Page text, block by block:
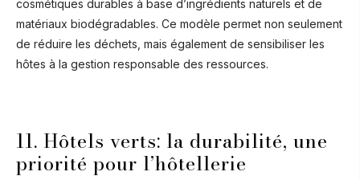
cosmétiques durables à base d’ingrédients naturels et de
matériaux biodégradables. Ce modèle permet non seulement
de réduire les déchets, mais également de sensibiliser les
hôtes à la gestion responsable des ressources.
11. Hôtels verts: la durabilité, une
priorité pour l’hôtellerie